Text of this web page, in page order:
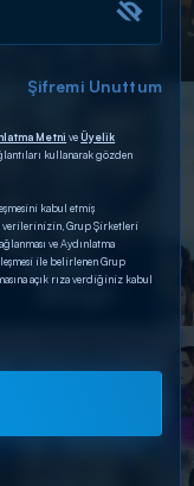
Şifremi Unuttum
Metni veÜyelik
kullanarak gözden
kabul etmiş
verilerinizin, Grup Şirketleri
ve Aydınlatma
ile belirlenen Grup
açık rıza verdiğiniz kabul